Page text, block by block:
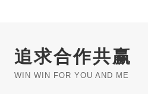
追求合作共赢
WIN WIN FOR YOU AND ME